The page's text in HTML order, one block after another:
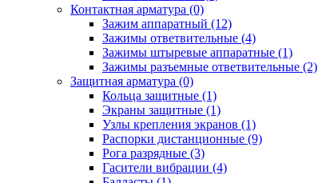
Контактная арматура (0)
Зажим аппаратный (12)
Зажимы ответвительные (4)
Зажимы штыревые аппаратные (1)
Зажимы разъемные ответвительные (2)
Защитная арматура (0)
Кольца защитные (1)
Экраны защитные (1)
Узлы крепления экранов (1)
Распорки дистанционные (9)
Рога разрядные (3)
Гасители вибрации (4)